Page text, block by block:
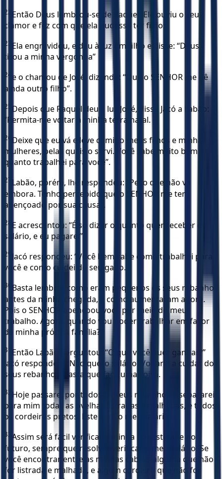
22 Então Deus lembrou-se de Raquel. Ele ouviu o seu
clamor e fez com que ela pudesse ter filhos.
23 Ela engravidou, e deu à luz um filho e disse: “Deus
tirou a minha vergonha”
24 e o chamou de José, dizendo: “Que o SENHOR me dê
ainda outro filho”.
25 Depois que Raquel deu à luz José, disse Jacó a Labão:
“Permita-me voltar à minha terra natal.
26 Deixe que eu vá e leve comigo meus filhos e minhas
mulheres, pelas quais o servi. Você sabe muito bem o
quanto trabalhei para você”.
27 Labão, porém, lhe respondeu: “Peço que não vá
embora. Tenho percebido que o SENHOR me tem
abençoado por sua causa”.
28 E acrescentou: “É só dizer o quanto quer receber de
salário, e eu pagarei”.
29 Jacó respondeu: “Você bem sabe como trabalhei para
você e como cuidei do seu gado.
30 Basta lembrar como eram pequenos os seus rebanhos
antes da minha chegada, e como aumentaram agora.
Pois o SENHOR abençoou você por meio do meu
trabalho. Agora, quando vou poder trabalhar em favor
da minha própria família?”
31
Então Labão perguntou: “O que você quer ganhar?”
Jacó respondeu: “Não quero salário. Voltarei a cuidar dos
seus rebanhos; basta que faça uma coisa.
32 Hoje passarei por todos os seus rebanhos e separarei
para mim todas as ovelhas listradas e malhadas, e todos
os cordeiros pretos. Este será o meu salário.
33 Assim será fácil verificar a minha honestidade no
futuro, sempre que resolver verificar o meu salário. Se
você encontrar entre as minhas cabras alguma que não
for listrada e malhada, e algum cordeiro que não for